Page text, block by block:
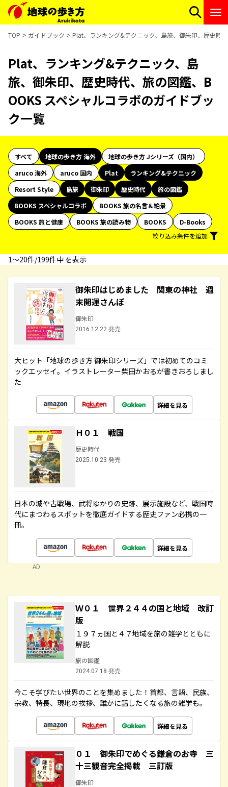
TOP ガイドブック Plat、ランキング&テクニック、島旅、御朱印、歴史時
Plat、ランキング&テクニック、島
旅、御朱印、歴史時代、旅の図鑑、B
OOKS スペシャルコラボのガイドブッ
ク一覧
すべて 地球の歩き方 海外
地球の歩き方 Jシリーズ（国内）
aruco 海外
aruco 国内 Plat
ランキング&テクニック
Resort Style
島旅 御朱印 歴史時代
旅の図鑑
BOOKS スペシャルコラボ
BOOKS 旅の名言＆絶景
BOOKS 旅と健康
BOOKS 旅の読み物 BOOKS
D-Books
絞り込み条件を追加
1〜20件/199件中 を表示
御朱印はじめました 関東の神社 週
末開運さんぽ
御朱印
2016.12.22 発売
大ヒット「地球の歩き方 御朱印シリーズ」では初めてのコミ
ックエッセイ。イラストレーター柴田かおるが書きおろしまし
た
詳細を見る
Ｈ０１ 戦国
歴史時代
2025.10.23 発売
日本の城や古戦場、武将ゆかりの史跡、展示施設など、戦国時
代にまつわるスポットを徹底ガイドする歴史ファン必携の一
冊。
詳細を見る
AD
Ｗ０１ 世界２４４の国と地域 改訂
版
１９７ヵ国と４７地域を旅の雑学とともに
解説
旅の図鑑
2024.07.18 発売
今こそ学びたい世界のことを集めました！首都、言語、民族、
宗教、特長、現地の挨拶、誰かに話したくなる旅の雑学も。
詳細を見る
０１ 御朱印でめぐる鎌倉のお寺 三
十三観音完全掲載 三訂版
御朱印